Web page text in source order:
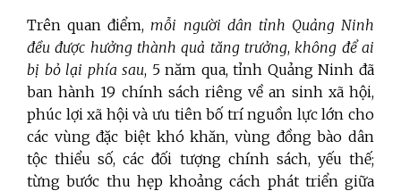
Trên quan điểm, mỗi người dân tỉnh Quảng Ninh
đều được hưởng thành quả tăng trưởng, không để ai
bị bỏ lại phía sau, 5 năm qua, tỉnh Quảng Ninh đã
ban hành 19 chính sách riêng về an sinh xã hội,
phúc lợi xã hội và ưu tiên bố trí nguồn lực lớn cho
các vùng đặc biệt khó khăn, vùng đồng bào dân
tộc thiểu số, các đối tượng chính sách, yếu thế;
từng bước thu hẹp khoảng cách phát triển giữa